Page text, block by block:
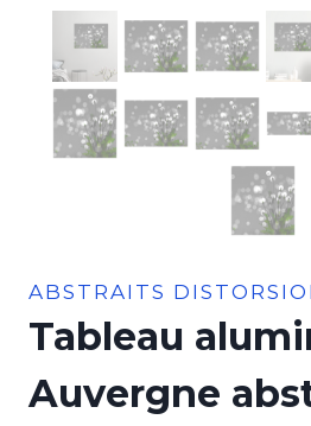
ABSTRAITS
Tableau
Auvergne